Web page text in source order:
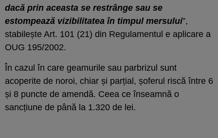
dacă prin aceasta se restrânge sau se
estompează vizibilitatea în timpul mersului”,
stabilește Art. 101 (21) din Regulamentul e aplicare a
OUG 195/2002.
În cazul în care geamurile sau parbrizul sunt
acoperite de noroi, chiar și parțial, șoferul riscă între 6
și 8 puncte de amendă. Ceea ce înseamnă o
sancțiune de până la 1.320 de lei.